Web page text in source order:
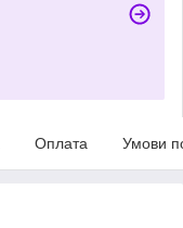
Оплата Умови